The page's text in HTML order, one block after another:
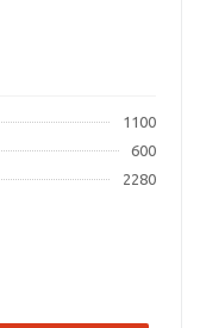
1100
600
2280